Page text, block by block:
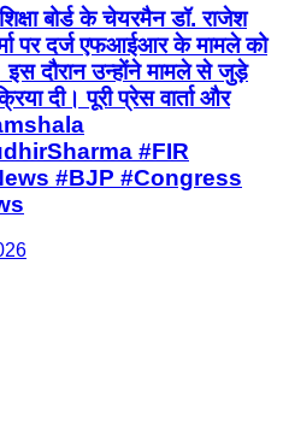
बोर्ड के चेयरमैन डॉ. राजेश
पर दर्ज एफआईआर के मामले को
दौरान उन्होंने मामले से जुड़े
दी। पूरी प्रेस वार्ता और
#FIR
#BJP #Congress